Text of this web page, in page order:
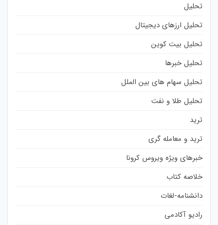
تحلیل
تحلیل ارزهای دیجیتال
تحلیل بیت کوین
تحلیل خبرها
تحلیل سهام های بین الملل
تحلیل طلا و نفت
ترید
ترید و معامله گری
خبرهای ویژه ویروس کرونا
خلاصه کتاب
دانشنامه-لغات
رادیو آکادمی